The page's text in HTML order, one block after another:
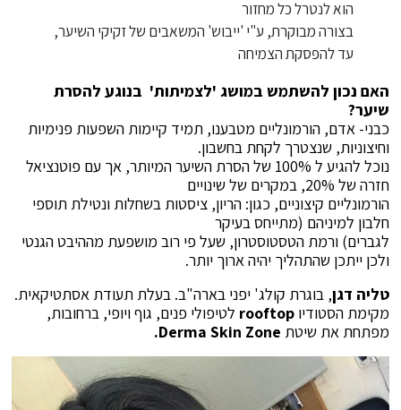
הוא לנטרל כל מחזור
בצורה מבוקרת, ע"י 'ייבוש' המשאבים של זקיקי השיער,
עד להפסקת הצמיחה
האם נכון להשתמש במושג 'לצמיתות' בנוגע להסרת
שיער?
כבני- אדם, הורמונליים מטבענו, תמיד קיימות השפעות פנימיות
וחיצוניות, שנצטרך לקחת בחשבון.
נוכל להגיע ל 100% של הסרת השיער המיותר, אך עם פוטנציאל
חזרה של 20%, במקרים של שינויים
הורמונליים קיצוניים, כגון: הריון, ציסטות בשחלות ונטילת תוספי
חלבון למיניהם (מתייחס בעיקר
לגברים) ורמת הטסטוסטרון, שעל פי רוב מושפעת מההיבט הגנטי
ולכן ייתכן שהתהליך יהיה ארוך יותר.
טליה דגן, בוגרת קולג' יפני בארה"ב. בעלת תעודת אסתטיקאית.
מקימת הסטודיו rooftop לטיפולי פנים, גוף ויופי, ברחובות,
מפתחת את שיטת Derma Skin Zone.